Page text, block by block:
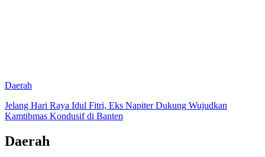
Daerah
Jelang Hari Raya Idul Fitri, Eks Napiter Dukung Wujudkan
Kamtibmas Kondusif di Banten
Daerah